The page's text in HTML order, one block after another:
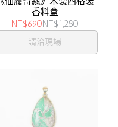
香料盒
NT$690NT$1,280
請洽現場